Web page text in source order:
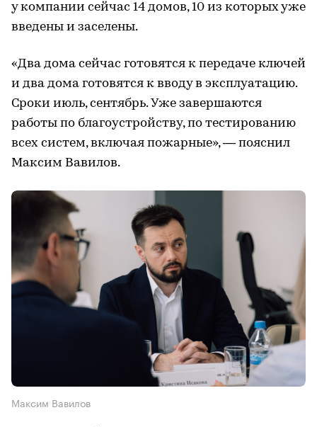
у компании сейчас 14 домов, 10 из которых уже
введены и заселены.
«Два дома сейчас готовятся к передаче ключей
и два дома готовятся к вводу в эксплуатацию.
Сроки июль, сентябрь. Уже завершаются
работы по благоустройству, по тестированию
всех систем, включая пожарные», — пояснил
Максим Вавилов.
Максим Вавилов